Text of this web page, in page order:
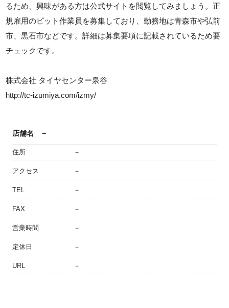
るため、興味がある方は公式サイトを閲覧してみましょう。正
規雇用のピット作業員を募集しており、勤務地は青森市や弘前
市、黒石市などです。詳細は募集要項に記載されているため要
チェックです。
株式会社 タイヤセンター泉谷
http://tc-izumiya.com/izmy/
店舗名 －
住所 －
アクセス －
TEL －
FAX －
営業時間 －
定休日 －
URL －